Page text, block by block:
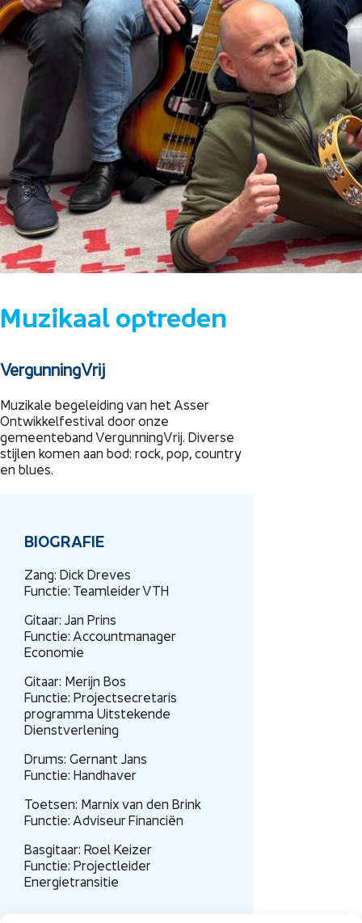
Muzikaal optreden
VergunningVrij
Muzikale begeleiding van het Asser
Ontwikkelfestival door onze
gemeenteband VergunningVrij. Diverse
stijlen komen aan bod: rock, pop, country
en blues.
BIOGRAFIE
Zang: Dick Dreves
Functie: Teamleider VTH
Gitaar: Jan Prins
Functie: Accountmanager
Economie
Gitaar: Merijn Bos
Functie: Projectsecretaris
programma Uitstekende
Dienstverlening
Drums: Gernant Jans
Functie: Handhaver
Toetsen: Marnix van den Brink
Functie: Adviseur Financiën
Basgitaar: Roel Keizer
Functie: Projectleider
Energietransitie